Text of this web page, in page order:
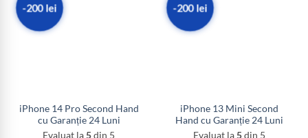
-200 lei
iPhone 14 Pro Second Hand
cu Garanție 24 Luni
Evaluat la5din 5
-200 lei
iPhone 13 Mini Second
Hand cu Garanție 24 Luni
Evaluat la5din 5